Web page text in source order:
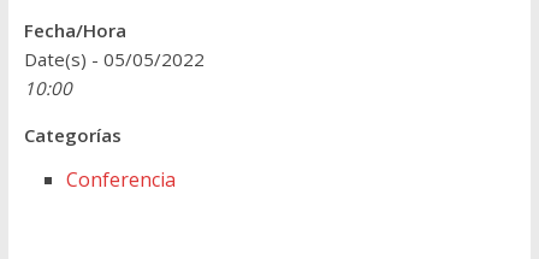
Fecha/Hora
Date(s) - 05/05/2022
10:00
Categorías
Conferencia